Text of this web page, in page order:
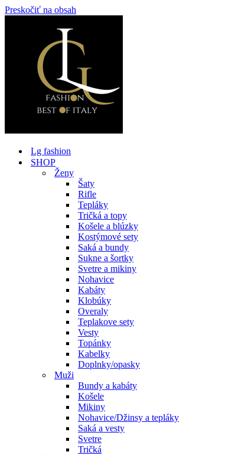
Preskočiť na obsah
Lg fashion
SHOP
Ženy
Šaty
Rifle
Tepláky
Tričká a topy
Košele a blúzky
Kostýmové sety
Saká a bundy
Sukne a šortky
Svetre a mikiny
Nohavice
Kabáty
Klobúky
Overaly
Teplakove sety
Vesty
Topánky
Kabelky
Doplnky/opasky
Muži
Bundy a kabáty
Košele
Mikiny
Nohavice/Džinsy a tepláky
Saká a vesty
Svetre
Tričká